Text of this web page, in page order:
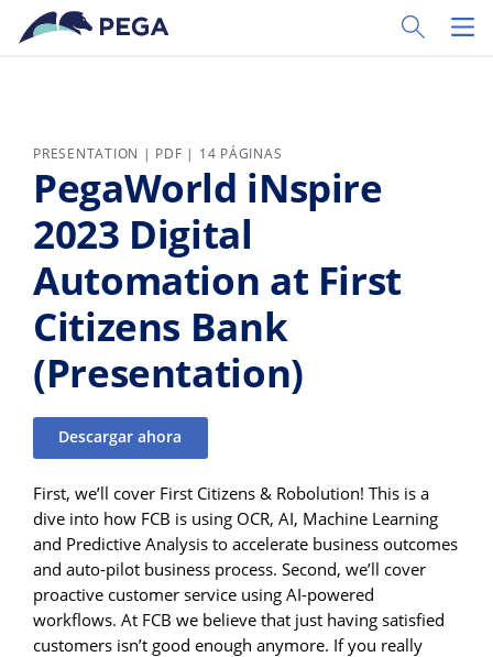
Ir al contenido principal
Toggle
PRESENTATION | PDF | 14 PÁGINAS
PegaWorld iNspire
2023 Digital
Automation at First
Citizens Bank
(Presentation)
Descargar ahora
First, we’ll cover First Citizens & Robolution! This is a
dive into how FCB is using OCR, AI, Machine Learning
and Predictive Analysis to accelerate business outcomes
and auto-pilot business process. Second, we’ll cover
proactive customer service using AI-powered
workflows. At FCB we believe that just having satisfied
customers isn’t good enough anymore. If you really